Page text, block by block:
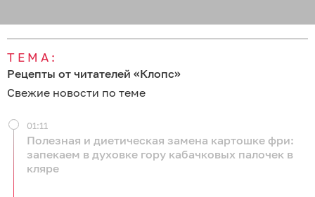
ТЕМА:
Рецепты от читателей «Клопс»
Свежие новости по теме
Полезная и диетическая замена картошке фри:
запекаем в духовке гору кабачковых палочек в
кляре
01:11